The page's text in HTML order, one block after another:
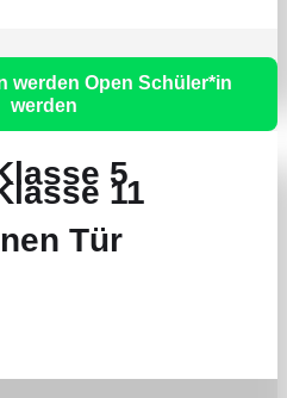
werden Open Schüler*in
werden
5
11
Tür